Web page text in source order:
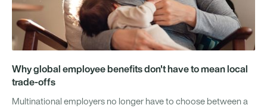
Why global employee benefits don't have to mean local
trade-offs
Multinational employers no longer have to choose between a